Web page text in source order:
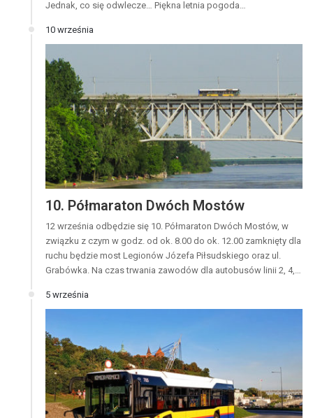
Jednak, co się odwlecze… Piękna letnia pogoda…
10 września
10. Półmaraton Dwóch Mostów
12 września odbędzie się 10. Półmaraton Dwóch Mostów, w
związku z czym w godz. od ok. 8.00 do ok. 12.00 zamknięty dla
ruchu będzie most Legionów Józefa Piłsudskiego oraz ul.
Grabówka. Na czas trwania zawodów dla autobusów linii 2, 4,…
5 września